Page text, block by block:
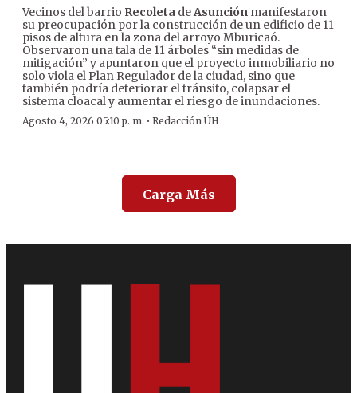
Vecinos del barrio Recoleta deAsunción manifestaron
su preocupación por la construcción de un edificio de 11
pisos de altura en la zona del arroyo Mburicaó.
Observaron una tala de 11 árboles “sin medidas de
mitigación” y apuntaron que el proyecto inmobiliario no
solo viola el Plan Regulador de la ciudad, sino que
también podría deteriorar el tránsito, colapsar el
sistema cloacal y aumentar el riesgo de inundaciones.
Agosto 4, 2026 05:10 p. m. · Redacción ÚH
Carga Más